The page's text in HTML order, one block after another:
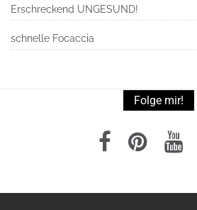
Erschreckend UNGESUND!
schnelle Focaccia
Folge mir!